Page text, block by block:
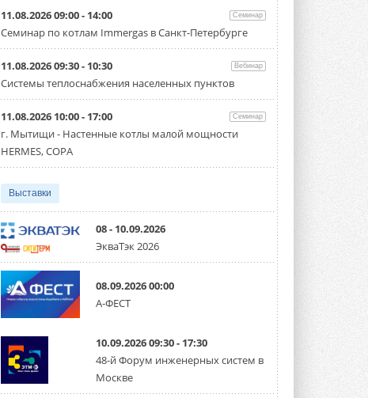
«РУСКЛИМАТ Fest 2026» в Уфе
собрал свыше 700 профи
климатической отрасли
Организатором выступил торгово-
производственный холдинг ...
ЦОД с плотностью 54 кВт на
стойку
3 АВГУСТА 2026
систему DVM на R32
Линейка включает семь типоразмеров
производительностью от 22,4 до 56 кВт.
Суммарная длина трубопроводов ...
3 АВГУСТА 2026
«СиСофт Девелопмент» подвел
итоги конкурса студенческих
стартует уже в сентябре 2026 года ...
3 АВГУСТА 2026
«Русклимат» укрепляет
11.08.2026 09:00 - 14:00 Семинар
Семинар по котлам Immergas в Санкт-Петербурге
11.08.2026 09:30 - 10:30 Вебинар
Системы теплоснабжения населенных пунктов
11.08.2026 10:00 - 17:00 Семинар
г. Мытищи - Настенные котлы малой мощности
HERMES, COPA
Выставки
08 - 10.09.2026
ЭкваТэк 2026
08.09.2026 00:00
А-ФЕСТ
10.09.2026 09:30 - 17:30
48-й Форум инженерных систем в
Москве